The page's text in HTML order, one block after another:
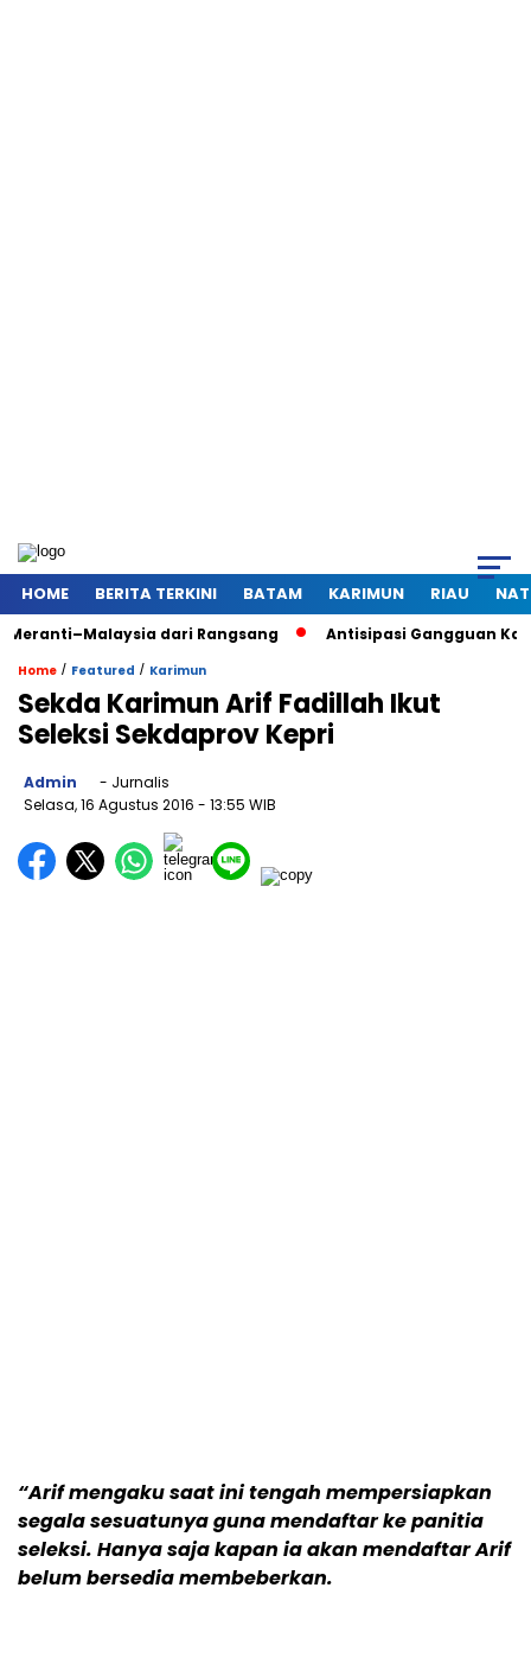
HOME BERITA TERKINI BATAM KARIMUN RIAU
dari Rangsang Antisipasi Gangguan Kamtibmas
Home / Featured / Karimun
Sekda Karimun Arif Fadillah Ikut
Seleksi Sekdaprov Kepri
Admin
- Jurnalis
Selasa, 16 Agustus 2016 - 13:55 WIB
“Arif mengaku saat ini tengah mempersiapkan
segala sesuatunya guna mendaftar ke panitia
seleksi. Hanya saja kapan ia akan mendaftar Arif
belum bersedia membeberkan.